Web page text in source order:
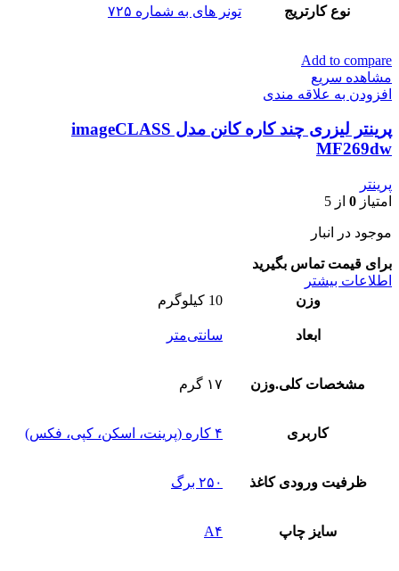
نوع کارتریج تونر های به شماره ۷۲۵
Add to compare
مشاهده سریع
افزودن به علاقه مندی
پرینتر لیزری چند کاره کانن مدل imageCLASS
MF269dw
پرینتر
امتیاز 0 از 5
موجود در انبار
برای قیمت تماس بگیرید
اطلاعات بیشتر
وزن
10 کیلوگرم
ابعاد سانتی‌متر
مشخصات کلی.وزن ۱۷ گرم
کاربری ۴ کاره (پرینت، اسکن، کپی، فکس)
ظرفیت ورودی کاغذ ۲۵۰ برگ
سایز چاپ A۴